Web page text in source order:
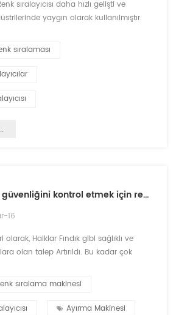
sıralayıcısı daha hızlı gelişti ve
yaygın olarak kullanılmıştır.
malzemelerin. Endüstriler durumlarda
ayrılmak Çünkü partikül boyutunu
sıralaması
üretim güvenliğini kontrol etmek için renk sıralayıcısı ve denetim makinesi
16
Halklar Fındık gibi sağlıklı ve
olan talep Artırıldı. Bu kadar çok
insanları biraz hissettirir.
seçiminde kalite ve güvenliğe
sıralama makinesi
Ayırma Makinesi